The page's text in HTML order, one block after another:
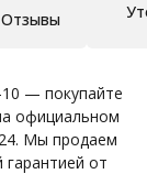
Отзывы
— покупайте
официальном
Мы продаем
от